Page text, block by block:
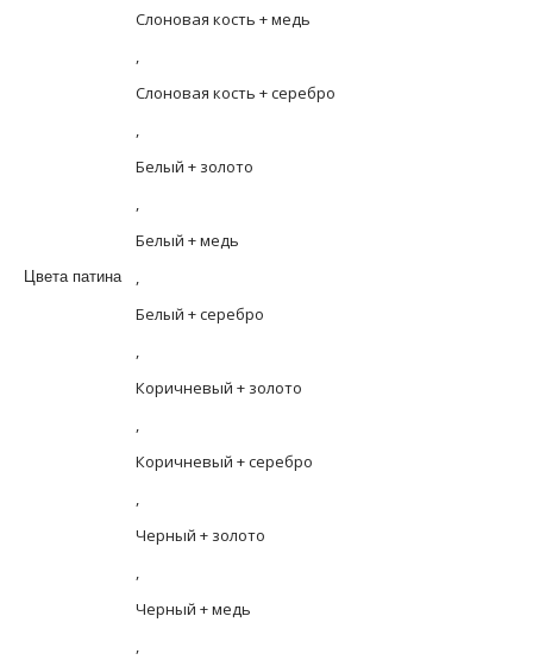
Цвета патина
Слоновая кость + медь
,
Слоновая кость + серебро
,
Белый + золото
,
Белый + медь
,
Белый + серебро
,
Коричневый + золото
,
Коричневый + серебро
,
Черный + золото
,
Черный + медь
,